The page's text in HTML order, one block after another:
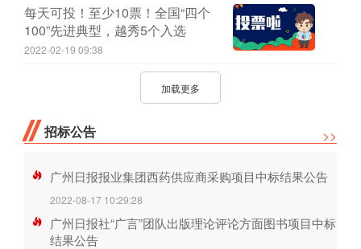
每天可投！至少10票！全国“四个
100”先进典型，越秀5个入选
2022-02-19 09:38
加载更多
招标公告 >>
广州日报报业集团西药供应商采购项目中标结果公告
2022-08-17 10:29:28
广州日报社“广言”团队出版理论评论方面图书项目中标
结果公告